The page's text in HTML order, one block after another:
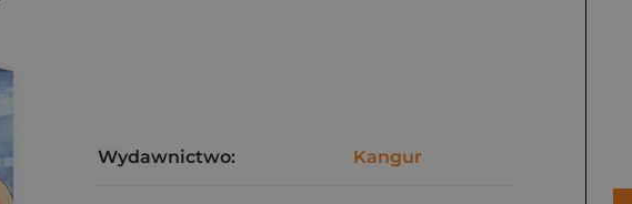
Wydawnictwo: Kangur